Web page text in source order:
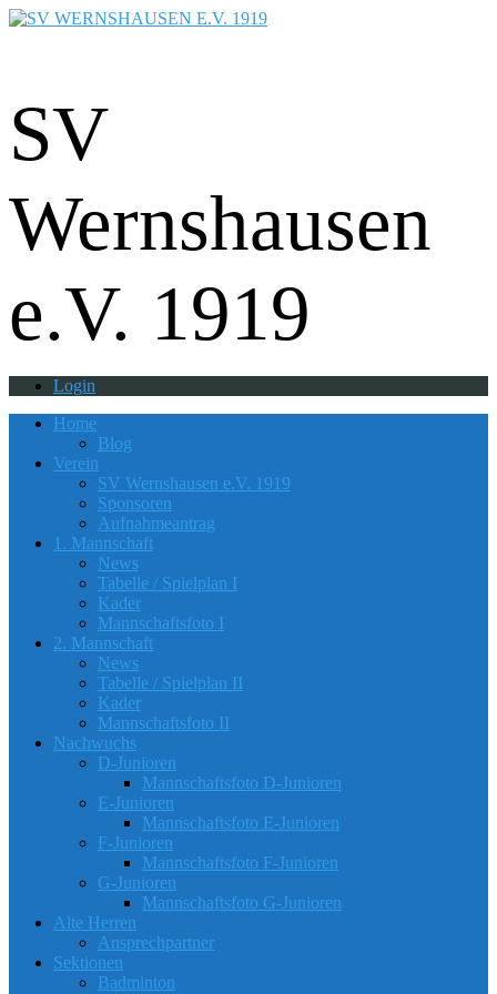
SV
Wernshausen
e.V. 1919
Login
Home
Blog
Verein
SV Wernshausen e.V. 1919
Sponsoren
Aufnahmeantrag
1. Mannschaft
News
Tabelle / Spielplan I
Kader
Mannschaftsfoto I
2. Mannschaft
News
Tabelle / Spielplan II
Kader
Mannschaftsfoto II
Nachwuchs
D-Junioren
Mannschaftsfoto D-Junioren
E-Junioren
Mannschaftsfoto E-Junioren
F-Junioren
Mannschaftsfoto F-Junioren
G-Junioren
Mannschaftsfoto G-Junioren
Alte Herren
Ansprechpartner
Sektionen
Badminton